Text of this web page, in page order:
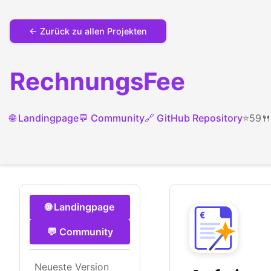
← Zurück zu allen Projekten
RechnungsFee
🌐 Landingpage💬 Community🔗 GitHub Repository⭐59 🍴
🌐 Landingpage
💬 Community
Neueste Version